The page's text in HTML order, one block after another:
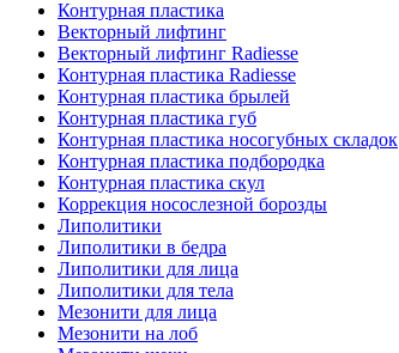
Контурная пластика
Векторный лифтинг
Векторный лифтинг Radiesse
Контурная пластика Radiesse
Контурная пластика брылей
Контурная пластика губ
Контурная пластика носогубных складок
Контурная пластика подбородка
Контурная пластика скул
Коррекция носослезной борозды
Липолитики
Липолитики в бедра
Липолитики для лица
Липолитики для тела
Мезонити для лица
Мезонити на лоб